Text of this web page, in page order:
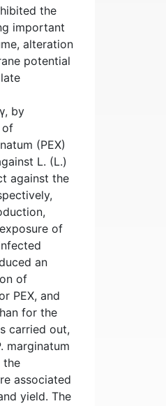
the
important
alteration
potential
by
of
(PEX)
L. (L.)
against the
of
an
of
PEX, and
for the
carried out,
marginatum
the
associated
yield. The